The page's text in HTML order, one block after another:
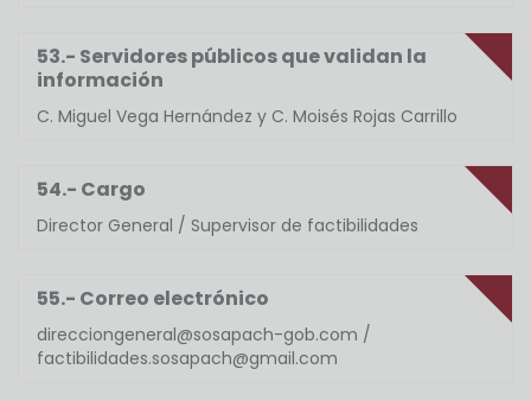
53.- Servidores públicos que validan la
información
C. Miguel Vega Hernández y C. Moisés Rojas Carrillo
54.- Cargo
Director General / Supervisor de factibilidades
55.- Correo electrónico
direcciongeneral@sosapach-gob.com /
factibilidades.sosapach@gmail.com